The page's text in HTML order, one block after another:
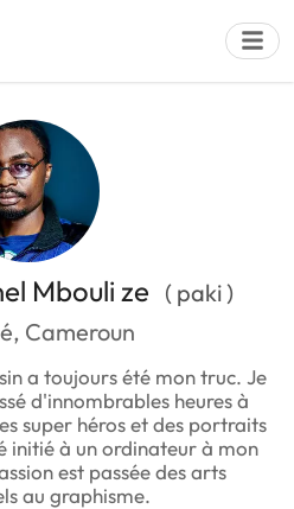
Mbouli ze ( paki )
Cameroun
a toujours été mon truc. Je
d'innombrables heures à
super héros et des portraits
initié à un ordinateur à mon
est passée des arts
au graphisme.